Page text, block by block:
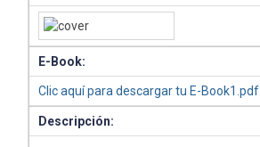
E-Book:
Clic aquí para descargar tu E-Book1.pdf
Descripción: